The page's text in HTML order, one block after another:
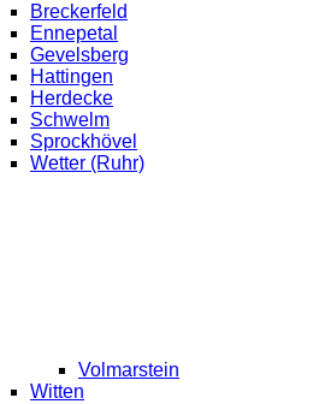
Breckerfeld
Ennepetal
Gevelsberg
Hattingen
Herdecke
Schwelm
Sprockhövel
Wetter (Ruhr)
Volmarstein
Witten